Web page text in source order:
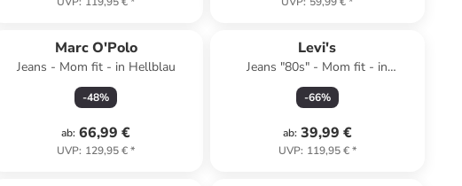
Marc O'Polo
Jeans - Mom fit - in Hellblau
-48%
ab: 66,99 €
UVP: 129,95 €*
Levi's
Jeans "80s" - Mom fit - in
Dunkelblau
-66%
ab: 39,99 €
UVP: 119,95 €*